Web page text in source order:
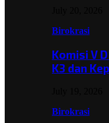
Birokrasi
Komisi V
K3 dan
Birokrasi